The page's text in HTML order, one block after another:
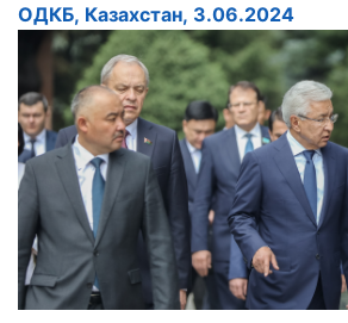
ОДКБ, Казахстан, 3.06.2024